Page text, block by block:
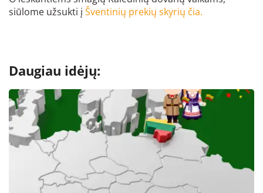
siūlome užsukti į Šventinių prekių skyrių čia.
Daugiau idėjų: